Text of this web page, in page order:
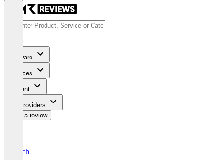
Software
Services
Content
For Providers
Write a review
Deutsch